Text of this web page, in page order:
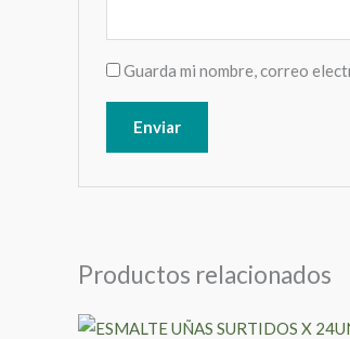
Guarda mi nombre, correo
Productos relacionados